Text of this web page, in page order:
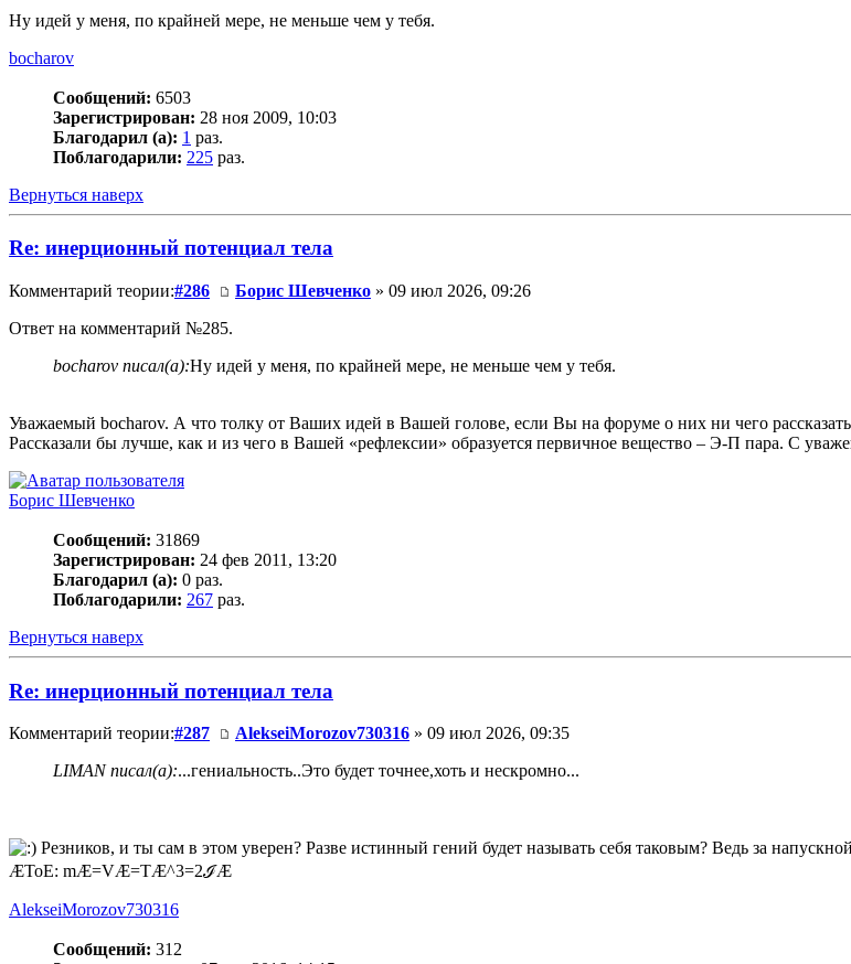
Ну идей у меня, по крайней мере, не меньше чем у тебя.
bocharov
Сообщений: 6503
Зарегистрирован: 28 ноя 2009, 10:03
Благодарил (а): 1 раз.
Поблагодарили: 225 раз.
Вернуться наверх
Re: инерционный потенциал тела
Комментарий теории:#286 Борис Шевченко » 09 июл 2026, 09:26
Ответ на комментарий №285.
bocharov писал(а):Ну идей у меня, по крайней мере, не меньше чем у тебя.
Уважаемый bocharov. А что толку от Ваших идей в Вашей голове, если Вы на форуме о них ни чего рассказать
Рассказали бы лучше, как и из чего в Вашей «рефлексии» образуется первичное вещество – Э-П пара. С
Борис Шевченко
Сообщений: 31869
Зарегистрирован: 24 фев 2011, 13:20
Благодарил (а): 0 раз.
Поблагодарили: 267 раз.
Вернуться наверх
Re: инерционный потенциал тела
Комментарий теории:#287 AlekseiMorozov730316 » 09 июл 2026, 09:35
LIMAN писал(а):...гениальность..Это будет точнее,хоть и нескромно...
Резников, и ты сам в этом уверен? Разве истинный гений будет называть себя таковым? Ведь за
ÆToE: mÆ=VÆ=TÆ^3=2ℐÆ
AlekseiMorozov730316
Сообщений: 312